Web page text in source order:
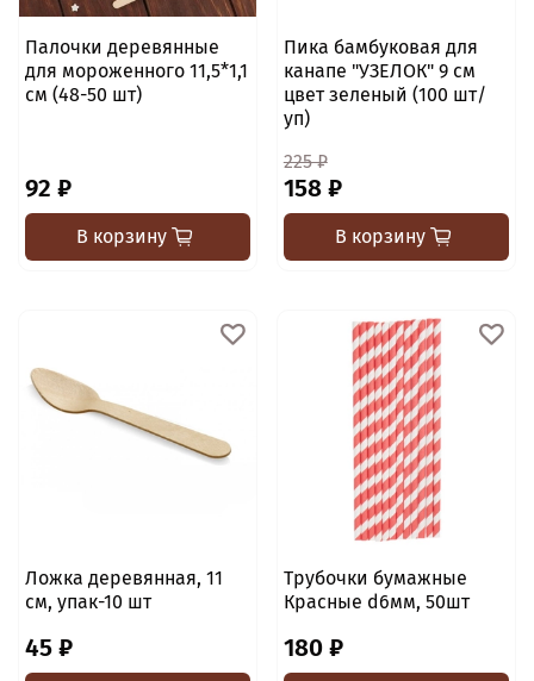
Палочки деревянные
для мороженного 11,5*1,1
см (48-50 шт)
92 ₽
В корзину
Пика бамбуковая для
канапе "УЗЕЛОК" 9 см
цвет зеленый (100 шт/
уп)
225 ₽
158 ₽
В корзину
Ложка деревянная, 11
см, упак-10 шт
45 ₽
Трубочки бумажные
Красные d6мм, 50шт
180 ₽